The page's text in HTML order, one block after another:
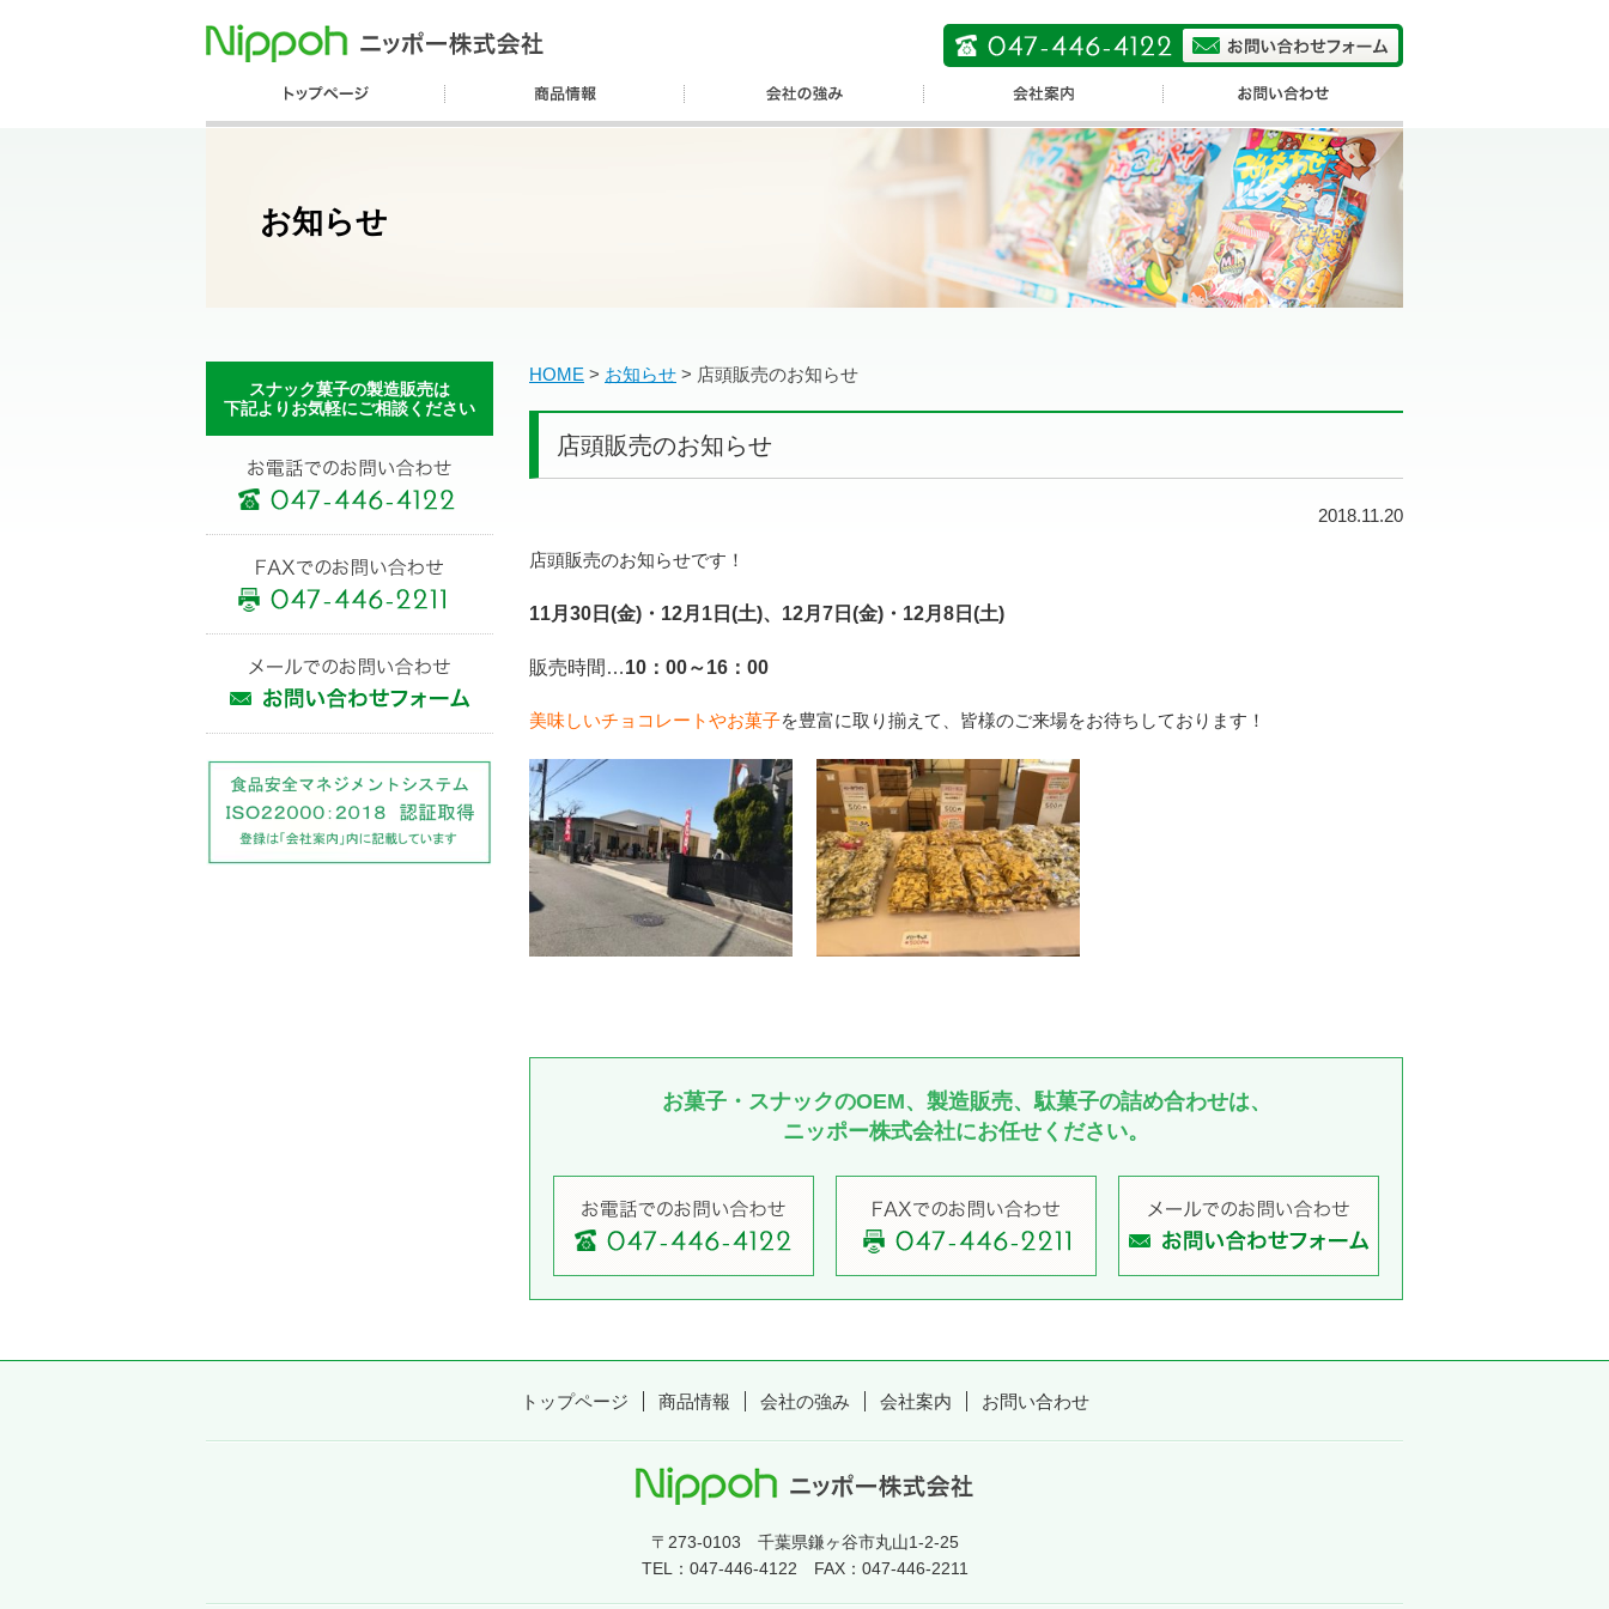
お知らせ
HOME > お知らせ > 店頭販売のお知らせ
店頭販売のお知らせ
2018.11.20
店頭販売のお知らせです！
11月30日(金)・12月1日(土)、12月7日(金)・12月8日(土)
販売時間…10：00～16：00
美味しいチョコレートやお菓子を豊富に取り揃えて、皆様のご来場をお待ちしております！
お菓子・スナックのOEM、製造販売、駄菓子の詰め合わせは、
ニッポー株式会社にお任せください。
スナック菓子の製造販売は
下記よりお気軽にご相談ください
トップページ 商品情報 会社の強み 会社案内 お問い合わせ
〒273-0103 千葉県鎌ヶ谷市丸山1-2-25
TEL： 047-446-4122 FAX：047-446-2211